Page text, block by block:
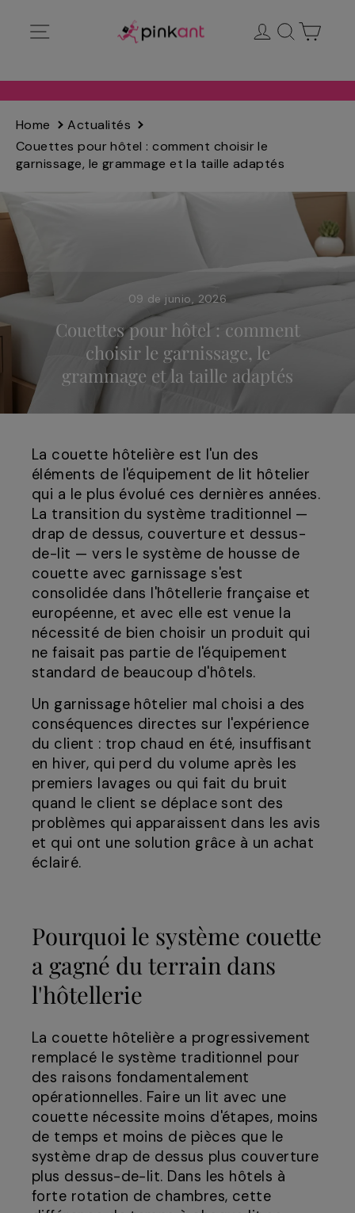
directamente
Ingresar
Buscar
Home
Actualités
Couettes pour hôtel : comment choisir le
garnissage, le grammage et la taille adaptés
09 de junio, 2026
Couettes pour hôtel : comment
choisir le garnissage, le
grammage et la taille adaptés
La couette hôtelière est l'un des
éléments de l'équipement de lit hôtelier
qui a le plus évolué ces dernières années.
La transition du système traditionnel —
drap de dessus, couverture et dessus-
de-lit — vers le système de housse de
couette avec garnissage s'est
consolidée dans l'hôtellerie française et
européenne, et avec elle est venue la
nécessité de bien choisir un produit qui
ne faisait pas partie de l'équipement
standard de beaucoup d'hôtels.
Un garnissage hôtelier mal choisi a des
conséquences directes sur l'expérience
du client : trop chaud en été, insuffisant
en hiver, qui perd du volume après les
premiers lavages ou qui fait du bruit
quand le client se déplace sont des
problèmes qui apparaissent dans les avis
et qui ont une solution grâce à un achat
éclairé.
Pourquoi le système couette
a gagné du terrain dans
l'hôtellerie
La couette hôtelière a progressivement
remplacé le système traditionnel pour
des raisons fondamentalement
opérationnelles. Faire un lit avec une
couette nécessite moins d'étapes, moins
de temps et moins de pièces que le
système drap de dessus plus couverture
plus dessus-de-lit. Dans les hôtels à
forte rotation de chambres, cette